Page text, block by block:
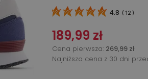
4.8 ( 12 )
189,99 zł
Cena pierwsza: 269,99 zł
Najniższa cena z 30 dni